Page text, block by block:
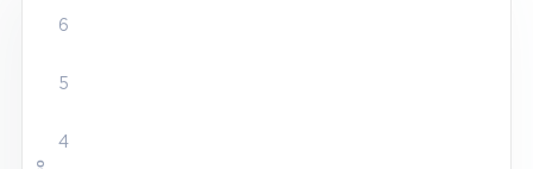
6
5
4